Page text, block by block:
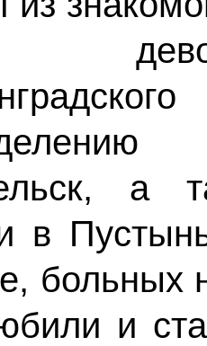
а
в
больных
и